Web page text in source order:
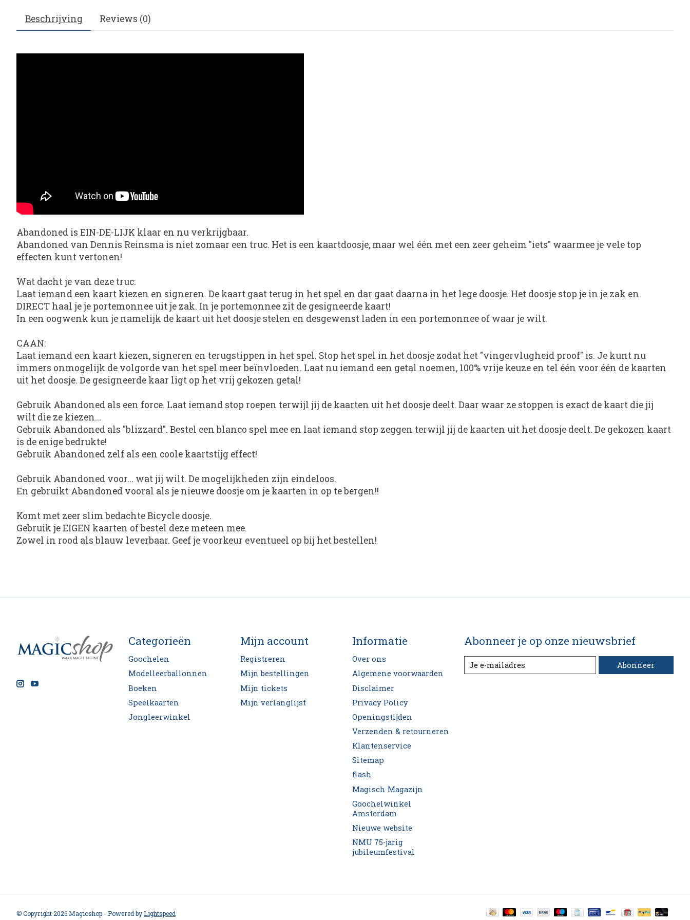
Beschrijving Reviews (0)
Abandoned is EIN-DE-LIJK klaar en nu verkrijgbaar.
Abandoned van Dennis Reinsma is niet zomaar een truc. Het is een kaartdoosje, maar wel één met een zeer geheim "iets" waarmee je vele top
effecten kunt vertonen!
Wat dacht je van deze truc:
Laat iemand een kaart kiezen en signeren. De kaart gaat terug in het spel en dar gaat daarna in het lege doosje. Het doosje stop je in je zak en
DIRECT haal je je portemonnee uit je zak. In je portemonnee zit de gesigneerde kaart!
In een oogwenk kun je namelijk de kaart uit het doosje stelen en desgewenst laden in een portemonnee of waar je wilt.
CAAN:
Laat iemand een kaart kiezen, signeren en terugstippen in het spel. Stop het spel in het doosje zodat het "vingervlugheid proof" is. Je kunt nu
immers onmogelijk de volgorde van het spel meer beïnvloeden. Laat nu iemand een getal noemen, 100% vrije keuze en tel één voor één de kaarten
uit het doosje. De gesigneerde kaar ligt op het vrij gekozen getal!
Gebruik Abandoned als een force. Laat iemand stop roepen terwijl jij de kaarten uit het doosje deelt. Daar waar ze stoppen is exact de kaart die jij
wilt die ze kiezen...
Gebruik Abandoned als "blizzard". Bestel een blanco spel mee en laat iemand stop zeggen terwijl jij de kaarten uit het doosje deelt. De gekozen kaart
is de enige bedrukte!
Gebruik Abandoned zelf als een coole kaartstijg effect!
Gebruik Abandoned voor... wat jij wilt. De mogelijkheden zijn eindeloos.
En gebruikt Abandoned vooral als je nieuwe doosje om je kaarten in op te bergen!!
Komt met zeer slim bedachte Bicycle doosje.
Gebruik je EIGEN kaarten of bestel deze meteen mee.
Zowel in rood als blauw leverbaar. Geef je voorkeur eventueel op bij het bestellen!
Categorieën
Goochelen
Modelleerballonnen
Boeken
Speelkaarten
Jongleerwinkel
Mijn account
Registreren
Mijn bestellingen
Mijn tickets
Mijn verlanglijst
Informatie
Over ons
Algemene voorwaarden
Disclaimer
Privacy Policy
Openingstijden
Verzenden & retourneren
Klantenservice
Sitemap
flash
Magisch Magazijn
Goochelwinkel
Amsterdam
Nieuwe website
NMU 75-jarig
jubileumfestival
Abonneer je op onze nieuwsbrief
Abonneer
© Copyright 2026 Magicshop - Powered byLightspeed